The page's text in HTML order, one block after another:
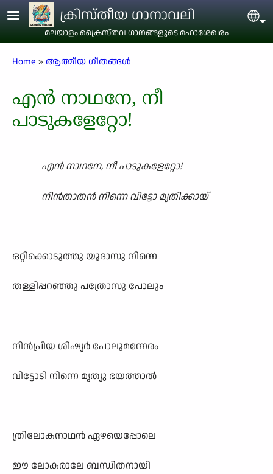
Skip to main contentക്രിസ്തീയ ഗാനാവലി
മലയാളം ക്രൈസ്തവ ഗാനങ്ങളുടെ മഹാശേഖരം
Breadcrumb
Home ആത്മീയ ഗീതങ്ങൾ
എൻ നാഥനേ, നീ
പാടുകളേറ്റോ!
എൻ നാഥനേ, നീ പാടുകളേറ്റോ!
നിൻതാതൻ നിന്നെ വിട്ടോ മൃതിക്കായ്
ഒറ്റിക്കൊടുത്തു യൂദാസു നിന്നെ
തള്ളിപ്പറഞ്ഞു പത്രോസു പോലും
നിൻപ്രിയ ശിഷ്യർ പോലുമന്നേരം
വിട്ടോടി നിന്നെ മൃത്യു ഭയത്താൽ
ത്രിലോകനാഥൻ ഏഴയെപ്പോലെ
ഈ ലോകരാലേ ബന്ധിതനായി